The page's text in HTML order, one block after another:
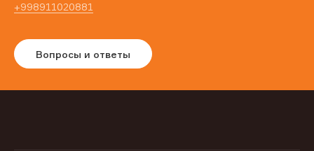
+998911020881
Вопросы и ответы